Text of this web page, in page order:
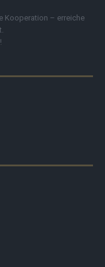
Kooperation – erreiche